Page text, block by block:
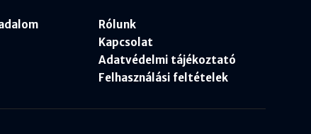
Rólunk
Kapcsolat
Adatvédelmi tájékoztató
Felhasználási feltételek